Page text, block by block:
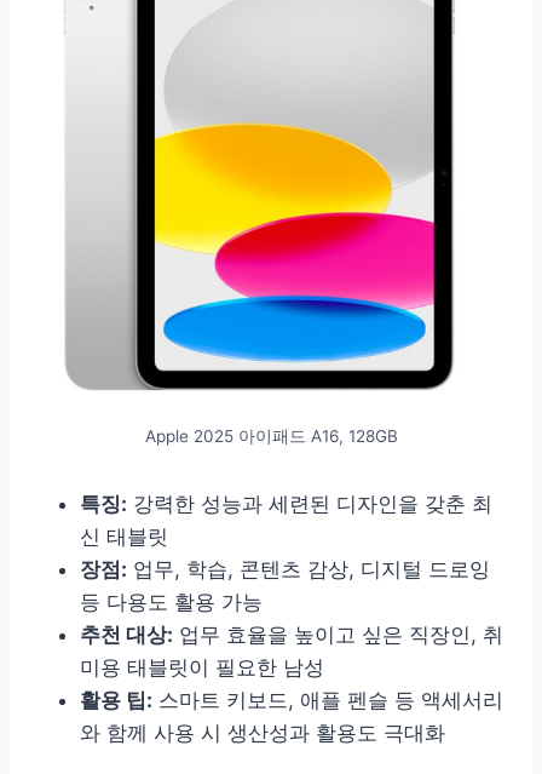
Apple 2025 아이패드 A16, 128GB
특징: 강력한 성능과 세련된 디자인을 갖춘 최
신 태블릿
장점: 업무, 학습, 콘텐츠 감상, 디지털 드로잉
등 다용도 활용 가능
추천 대상: 업무 효율을 높이고 싶은 직장인, 취
미용 태블릿이 필요한 남성
활용 팁: 스마트 키보드, 애플 펜슬 등 액세서리
와 함께 사용 시 생산성과 활용도 극대화